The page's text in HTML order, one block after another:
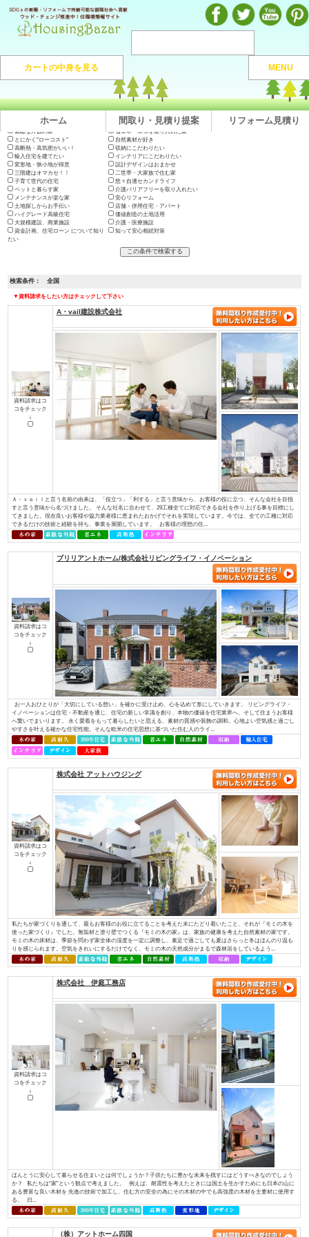
カートの中身を見る MENU
ホーム 間取り・見積り提案 リフォーム見積り
注文住宅のマンガや施工実例、動画を見ながら地域の優良工務店が探せるハウジングバザール
注文住宅HOME> 地域から捜す >全国
出展会社一覧
テーマで絞り込む
木の家に住みたい 地震に強い高耐久の家
長期優良住宅・200年住宅
やっぱり"和"が好き
素敵な外観の家
省エネ・エコを取り入れた家
とにかく"ローコスト"
高断熱・高気密がいい！
設計デザインはおまかせ
子育て世代の住宅
メンテナンスが楽な家
安心リフォーム
土地探しからお手伝い
店舗・併用住宅・アパート
ハイグレード高級住宅
価値創造の土地活用
介護・医療施設
資金計画、住宅ローン について知り
知って安心相続対策
検索条件： 全国
資料請求はコ
コをチェック
Ａ・ｖａｉｌと言う名前の由来は、「役立つ」「利する」と言う意味から
すと言う意味から名づけました。 そんな社名に合わせて、29工種全てに対
てきました。現在良いお客様や協力業者様に恵まれたおかげでそれを実現
できるだけの技術と経験を持ち、事業を展開しています。 お客様の理想の
資料請求はコ
コをチェック
ブリリアントホーム/株式会社リビングライフ
お一人おひとりが「大切にしている想い」を確かに受け止め、心を込めて
イノベーションは住宅・不動産を通じ、住宅の新しい常識を創り、本物の
へ繋いでまいります。 永く愛着をもって暮らしたいと思える、素材の質感
やすさを叶える確かな住宅性能。そんな欧⽶の住宅思想に基づいた住む⼈の
株式会社 アットハウジング